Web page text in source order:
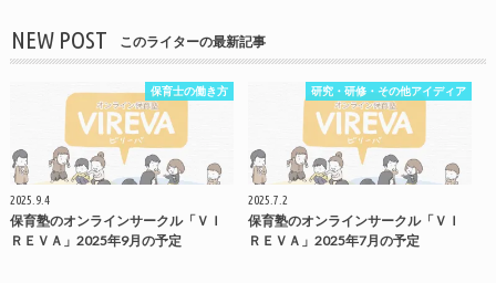
NEW POST このライターの最新記事
保育士の働き方
2025.9.4
保育塾のオンラインサークル「ＶＩ
ＲＥＶＡ」2025年9月の予定
研究・研修・その他アイディア
2025.7.2
保育塾のオンラインサークル「ＶＩ
ＲＥＶＡ」2025年7月の予定